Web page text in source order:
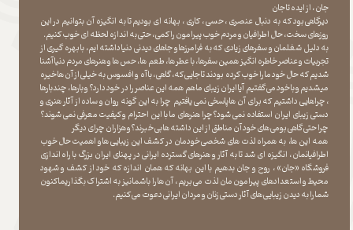
جان ، از ایده تا جان
دیرگاهی بود که به دنبال عنصری ، حسی ، کاری ، بهانه ای بودیم تا به انگیزه آن بتوانیم در این
روزهای سخت ، حال اطرافیان و مردم خوب پیرامون را کمی ، حتی به اندازه لحظه ای خوب کنیم.
به دلیل شغلمان و سفرهای زیادی که به فرامرزها و جاهای دیدنی دنیا داشته ایم، با بهره گیری از
تجربیات و عناصر خاطره انگیز همین سفرها ، با عطر ها ، طعم ها ، حس ها و هنرهای مردم دنیا آشنا
شدیم که حال خود ما را خوب کرده بودند تا جایی که، گاهی ، با آه و افسوس به خیلی از آن ها خیره
میشدیم و با خود می گفتیم آیا ایران زیبای ما هم همه این عناصر را در خود دارد؟ و بارها ، چندبارها
، چراهایی داشتیم که برای آن ها پاسخی نمی یافتیم چرا به این گونه روان و ساده از آثار هنری و
دستی زیبای ایران استفاده نمی شود؟چرا هنرهای ما با این احترام و کیفیت معرفی نمی شوند؟
چرا حتی گاهی بومی های خود آن مناطق از این داشته ها بی خبرند؟و هزاران چرای دیگر
​​​​​​​ همه این ها، به همراه لذت های شخصی خودمان در کشف این زیبایی ها و اهمیت حال خوب
اطرافیانمان ، انگیزه ای شد تا به آثار و هنرهای گسترده ایرانی در پهنای ایران بزرگ با راه اندازی
فروشگاه «جان» ، روح و جان بدهیم با این بهانه که همان اندازه که خود از کشف و شهود
محیط و استعدادهای پیرامون مان لذت می بریم ، آن ها را با شما نیز به اشتراک بگذاریماکنون
شما را به دیدن زیبایی های آثار دستی زنان و مردان ایرانی دعوت می کنیم.